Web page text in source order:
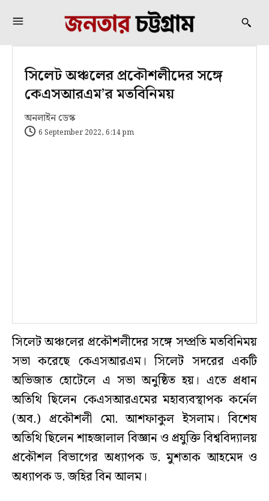
সিলেট অঞ্চলের প্রকৌশলীদের সঙ্গে
কেএসআরএম’র মতবিনিময়
অনলাইন ডেস্ক
6 September 2022, 6:14 pm
সিলেট অঞ্চলের প্রকৌশলীদের সঙ্গে সম্প্রতি মতবিনিময়
সভা করেছে কেএসআরএম। সিলেট সদরের একটি
অভিজাত হোটেলে এ সভা অনুষ্ঠিত হয়। এতে প্রধান
অতিথি ছিলেন কেএসআরএমের মহাব্যবস্থাপক কর্নেল
(অব.) প্রকৌশলী মো. আশফাকুল ইসলাম। বিশেষ
অতিথি ছিলেন শাহজালাল বিজ্ঞান ও প্রযুক্তি বিশ্ববিদ্যালয়
প্রকৌশল বিভাগের অধ্যাপক ড. মুশতাক আহমেদ ও
অধ্যাপক ড. জহির বিন আলম।